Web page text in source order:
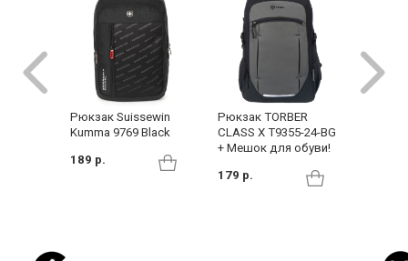
Рюкзак Suissewin
Kumma 9769 Black
189 р.
Рюкзак TORBER
CLASS X T9355-24-BG
+ Мешок для обуви!
179 р.